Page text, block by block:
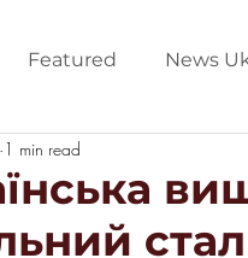
Featured News
1 min read